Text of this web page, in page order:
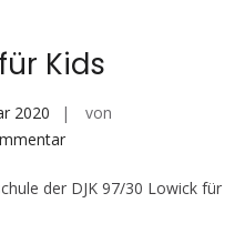
Kids
2020
von
auf
Laufschule
der DJK 97/30 Lowick für